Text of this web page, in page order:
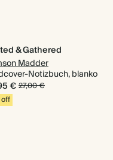
& Gathered
Madder
Notizbuch, blanko
€27,00 €
off